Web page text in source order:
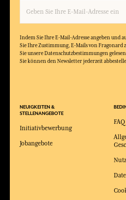
Indem Sie Ihre E-Mail-Adresse angeben und
Sie Ihre Zustimmung, E-Mails von Fragonard
Sie unsere Datenschutzbestimmungen
Sie können den Newsletter jederzeit
FAQ
NEUIGKEITEN &
STELLENANGEBOTE
Initiativbewerbung
Jobangebote